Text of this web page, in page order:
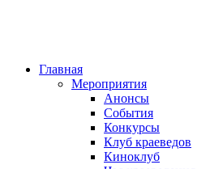
Главная
Мероприятия
Анонсы
События
Конкурсы
Клуб краеведов
Киноклуб